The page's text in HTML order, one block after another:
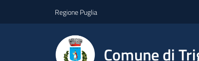
Regione Puglia
Comune di